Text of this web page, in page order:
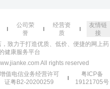
公司荣
誉
经营资
质
友情链
接
致力于打造优质、低价、便捷的网上药
健康服务平台
All rights reserved
增值电信业务经营许可
证粤B2-20200259
粤ICP备
19121705号